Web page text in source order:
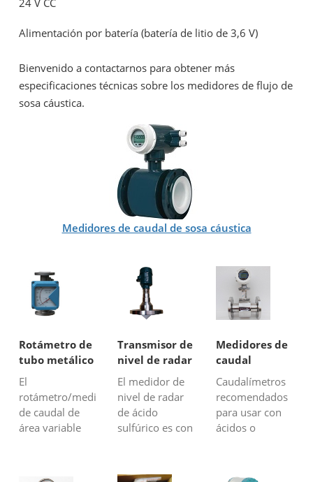
Alimentación por batería (batería de litio de 3,6 V)
Bienvenido a contactarnos para obtener más
especificaciones técnicas sobre los medidores de flujo de
sosa cáustica.
Medidores de caudal de sosa cáustica
Rotámetro de
tubo metálico
para líquidos
corrosivos
El
rotámetro/medidor
de caudal de
área variable
Transmisor de
nivel de radar
de ácido
sulfúrico
(H2SO4)
El medidor de
nivel de radar
de ácido
sulfúrico es con
de PTFE (teflón)
Medidores de
caudal
resistentes a
los ácidos
Caudalímetros
recomendados
para usar con
ácidos o